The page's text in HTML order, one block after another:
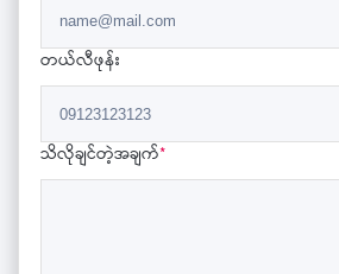
တယ်လီဖုန်း
သိလိုချင်တဲ့အချက်*